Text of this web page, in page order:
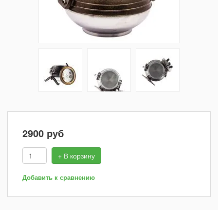
2900 руб
+ В корзину
Добавить к сравнению